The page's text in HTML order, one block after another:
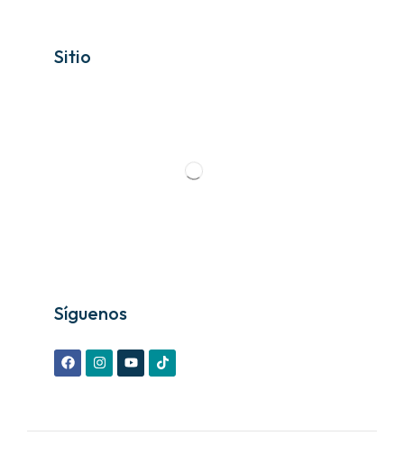
Sitio
Síguenos